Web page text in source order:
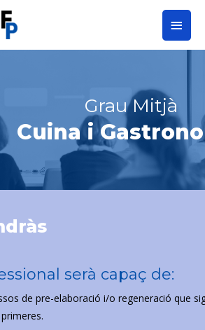
Grau Mitjà
Cuina i
serà capaç de:
de pre-elaboració i/o regeneració que